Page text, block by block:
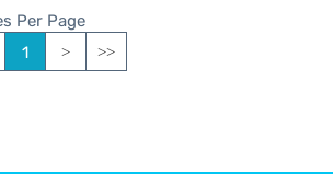
Per Page
1 > >>